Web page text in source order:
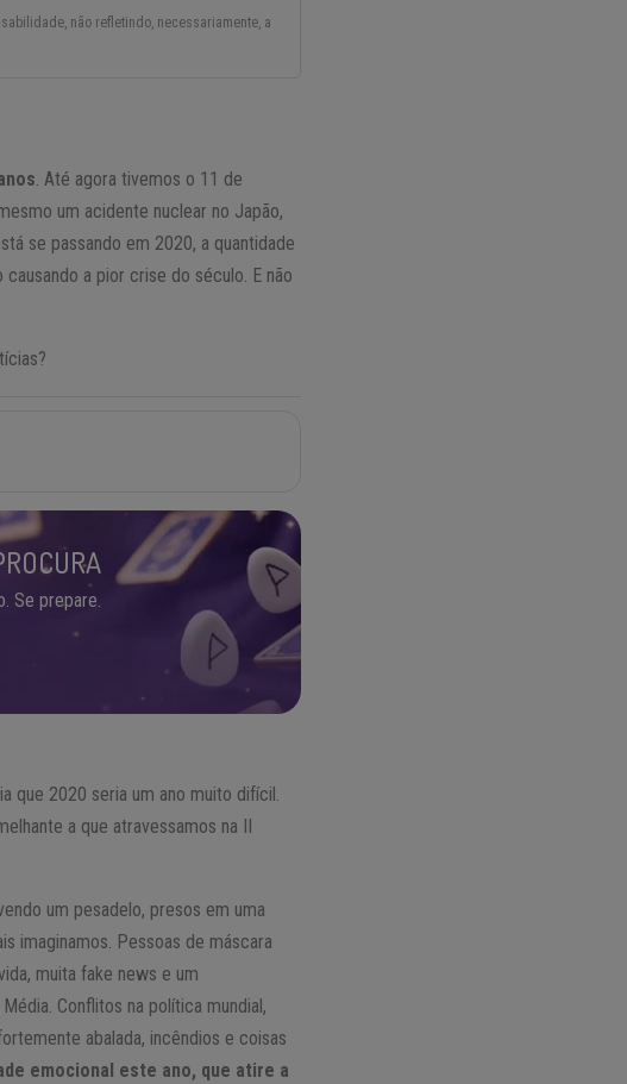
não refletindo, necessariamente, a
. Até agora tivemos o 11 de
um acidente nuclear no Japão,
se passando em 2020, a quantidade
a pior crise do século. E não
Se prepare.
que 2020 seria um ano muito difícil.
a que atravessamos na II
um pesadelo, presos em uma
imaginamos. Pessoas de máscara
muita fake news e um
Conflitos na política mundial,
abalada, incêndios e coisas
emocional este ano, que atire a